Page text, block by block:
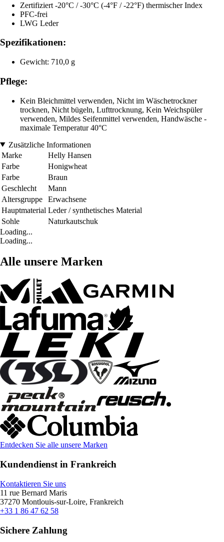
Zertifiziert -20°C / -30°C (-4°F / -22°F) thermischer Index
PFC-frei
LWG Leder
Spezifikationen:
Gewicht: 710,0 g
Pflege:
Kein Bleichmittel verwenden, Nicht im Wäschetrockner
trocknen, Nicht bügeln, Lufttrocknung, Kein Weichspüler
verwenden, Mildes Seifenmittel verwenden, Handwäsche -
maximale Temperatur 40°C
Zusätzliche Informationen
Marke
Helly Hansen
Farbe
Honigwheat
Farbe
Braun
Geschlecht
Mann
Altersgruppe
Erwachsene
Hauptmaterial Leder / synthetisches Material
Sohle
Naturkautschuk
Loading...
Loading...
Alle unsere Marken
Entdecken Sie alle unsere Marken
Kundendienst in Frankreich
Kontaktieren Sie uns
11 rue Bernard Maris
37270 Montlouis-sur-Loire, Frankreich
+33 1 86 47 62 58
Sichere Zahlung